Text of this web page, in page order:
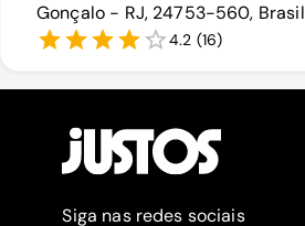
Gonçalo - RJ, 24753-560, Brasil
4.2 (16)
Siga nas redes sociais